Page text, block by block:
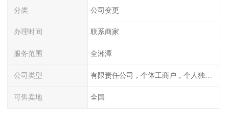
分类 公司变更
办理时间 联系商家
服务范围 全湘潭
公司类型
可售卖地 全国